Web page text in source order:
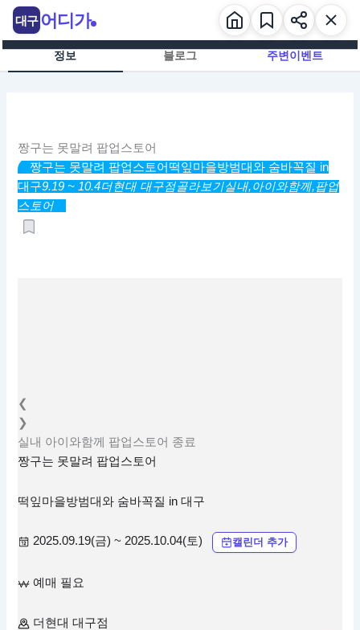
츠
정보 블로그 주변이벤트
짱구는 못말려 팝업스토어
짱구는 못말려 팝업스토어 떡잎마을방범대와 숨바꼭질 in
대구9.19 ~ 10.4더현대 대구점골라보기실내,아이와함께,팝업
스토어
❮
❯
실내 아이와함께 팝업스토어 종료
짱구는 못말려 팝업스토어
떡잎마을방범대와 숨바꼭질 in 대구
2025.09.19(금) ~ 2025.10.04(토) 캘린더 추가
예매 필요
더현대 대구점
대구 어디가